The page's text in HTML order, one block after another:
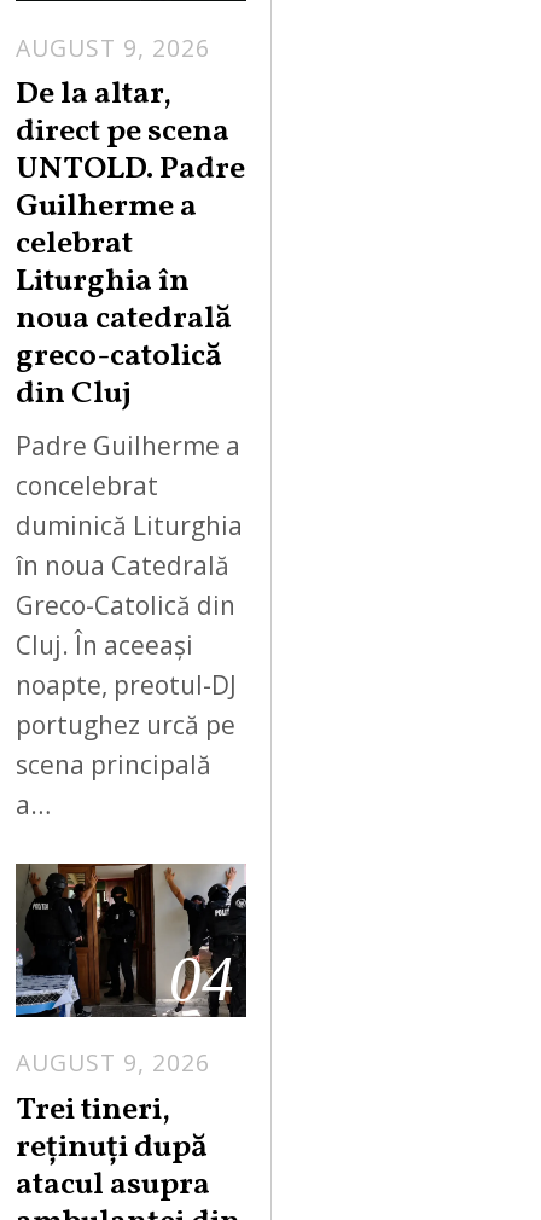
AUGUST 9, 2026
De la altar,
direct pe scena
UNTOLD. Padre
Guilherme a
celebrat
Liturghia în
noua catedrală
greco-catolică
din Cluj
Padre Guilherme a
concelebrat
duminică Liturghia
în noua Catedrală
Greco-Catolică din
Cluj. În aceeași
noapte, preotul-DJ
portughez urcă pe
scena principală
a…
04
AUGUST 9, 2026
Trei tineri,
reținuți după
atacul asupra